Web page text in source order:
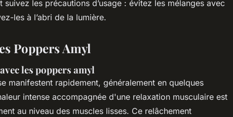
les précautions d’usage : évitez les mélanges avec
les à l’abri de la lumière.
Poppers Amyl
les poppers amyl
manifestent rapidement, généralement en quelques
intense accompagnée d'une relaxation musculaire est
au niveau des muscles lisses. Ce relâchement